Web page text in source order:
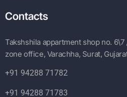
Contacts
Takshshila appartment shop no. 6\7
zone office, Varachha, Surat,
+91 94288 71782
+91 94288 71783